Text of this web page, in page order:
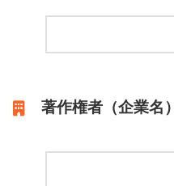
著作権者（企業名）